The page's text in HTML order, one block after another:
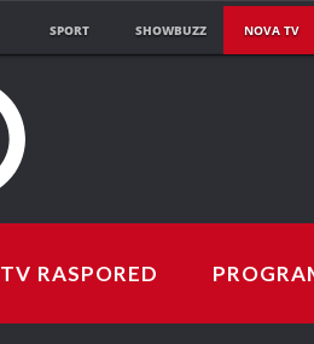
SPORT SHOWBUZZ NOVA TV
TV RASPORED